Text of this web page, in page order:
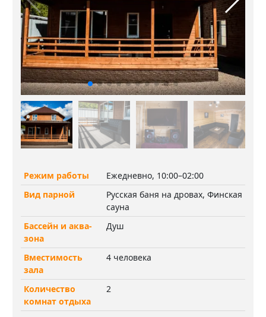
Режим работы
Ежедневно, 10:00–02:00
Вид парной
Русская баня на дровах, Финская
сауна
Бассейн и аква-
зона
Душ
Вместимость
зала
4 человека
Количество
комнат отдыха
2